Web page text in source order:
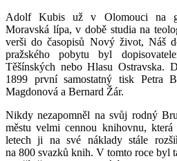
Adolf Kubis už v Olomouci na
Moravská lípa, v době studia na
verši do časopisů Nový život, Náš
pražského pobytu byl
Těšínských nebo Hlasu
1899 první samostatný tisk Petra
Magdonová a Bernard Žár.
Nikdy nezapomněl na svůj rodný
městu velmi cennou knihovnu,
letech ji na své náklady stále
na 800 svazků knih. V tomto roce byl